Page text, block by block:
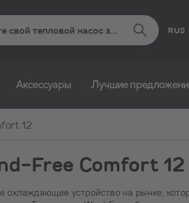
RUS
Aксессуары Лучшие
12
Free Comfort 12
охлаждающее устройство на рынке,